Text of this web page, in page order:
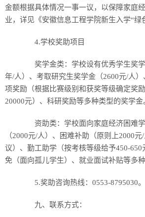
金额根据具体情况一事一议，以保障家庭
业，详见《安徽信息工程学院新生入学“绿
4.学校奖助项目
奖学金类：学校设有优秀学生奖学
年/人）、考取研究生奖学金（2600元/人
项奖励（根据比赛级别和获奖等级确定奖
20000元）、科研奖励等多种类型的奖学金
资助类：学校面向家庭经济困难学
（2000元/人）、困难补助（原则上2000
议）、勤工助学（按考核等级给予450-
免（面向孤儿学生）、就业面试补贴等多
5.奖助咨询热线：0553-8795030。
九、联系方式：